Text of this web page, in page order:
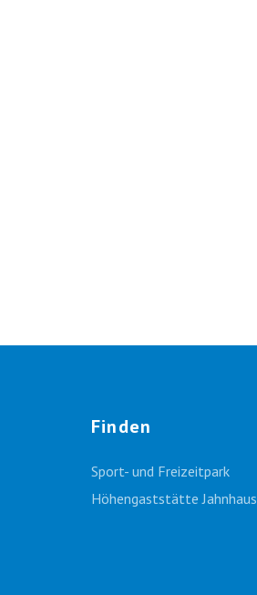
Finden
Sport- und Freizeitpark
Höhengaststätte Jahnhaus